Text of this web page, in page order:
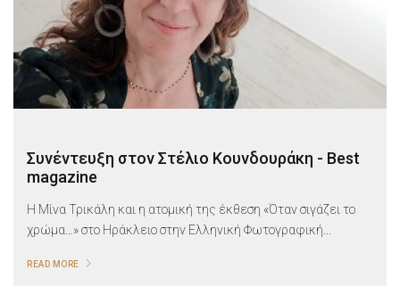
Συνέντευξη στον Στέλιο Κουνδουράκη - Best
magazine
Η Μίνα Τρικάλη και η ατομική της έκθεση «Όταν σιγάζει το
χρώμα…» στο Ηράκλειο στην Ελληνική Φωτογραφική...
READ MORE